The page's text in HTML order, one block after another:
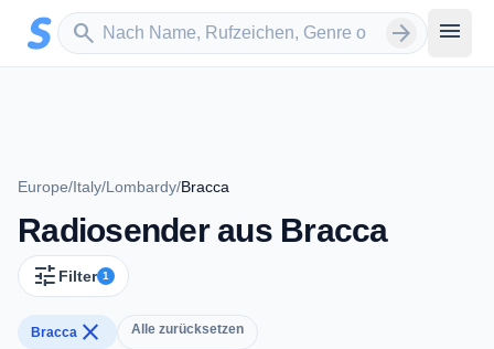
Zum Hauptinhalt springen
search
Sender suchen arrow_forward menu
Europe/Italy/Lombardy/Bracca
Radiosender aus Bracca
tune Filter 1
Bracca close Alle zurücksetzen